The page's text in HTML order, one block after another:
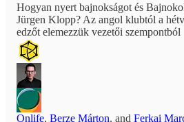
Hogyan nyert bajnokságot és
Jürgen Klopp? Az angol klubtól a
edzőt elemezzük vezetői szempontból
Onlife, Berze Márton, and Ferkai